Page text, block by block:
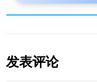
发表评论